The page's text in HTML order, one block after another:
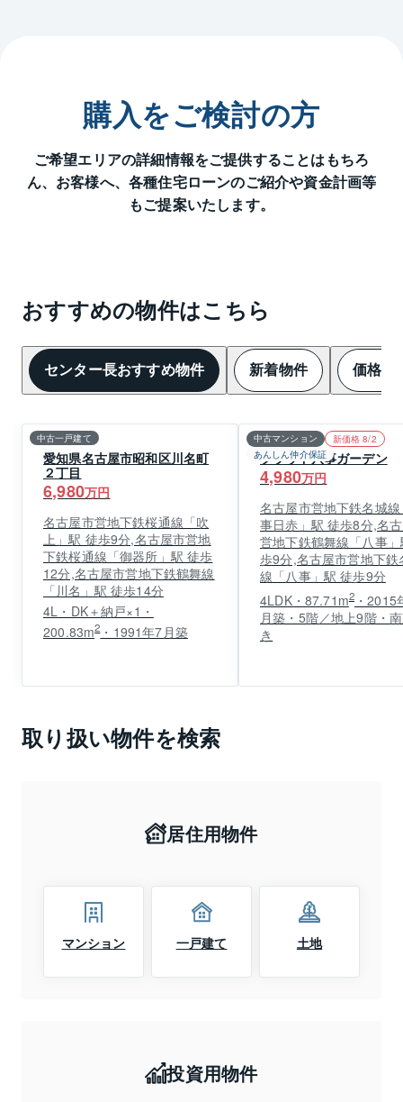
購入をご検討の方
ご希望エリアの詳細情報をご提供することはもちろ
ん、 お客様へ、各種住宅ローンのご紹介や資金計画等
もご提案いたします。
おすすめの物件はこちら
センター長おすすめ物件 新着物件 価格変
中古一戸建て
愛知県名古屋市昭和区川名町
２丁目
6,980万円
名古屋市営地下鉄桜通線「吹
上」駅 徒歩9分,名古屋市営地
下鉄桜通線「御器所」駅 徒歩
12分,名古屋市営地下鉄鶴舞線
「川名」駅 徒歩14分
4L・DK＋納戸×1・
200.83m2・1991年7月築
中古マンション
新価格 8/2
あんしん仲介保証
プラウド八事ガーデン
4,980万円
名古屋市営地下鉄名城
事日赤」駅 徒歩8分,名
営地下鉄鶴舞線「八事
歩9分,名古屋市営地下鉄
線「八事」駅 徒歩9分
4LDK・87.71m2 ・2015
月築・5階／地上9階・
き
取り扱い物件を検索
居住用物件
マンション 一戸建て 土地
投資用物件